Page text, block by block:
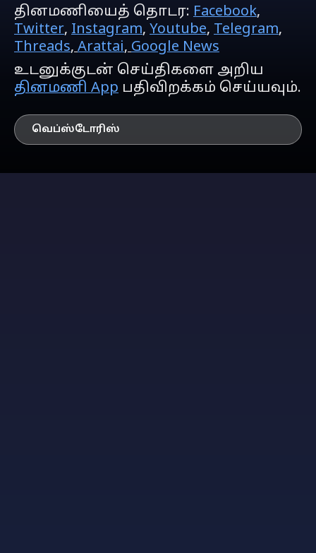
தினமணியைத் தொடர: Facebook,
Twitter, Instagram, Youtube, Telegram,
Threads,Arattai,Google News
உடனுக்குடன் செய்திகளை அறிய
தினமணி App பதிவிறக்கம் செய்யவும்.
வெப்ஸ்டோரிஸ்